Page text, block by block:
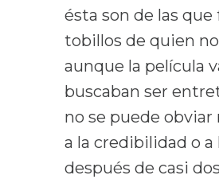
ésta son de las
tobillos de quien
aunque la película
buscaban ser
no se puede
a la credibilidad o a
después de casi